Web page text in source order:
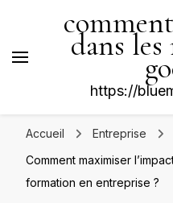
dans les
https://
Accueil
Entreprise
Comment maximiser
formation en entreprise ?